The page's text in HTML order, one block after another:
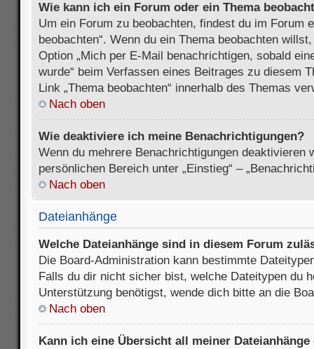
Wie kann ich ein Forum oder ein Thema
Um ein Forum zu beobachten, findest du im Forum
beobachten“. Wenn du ein Thema beobachten
Option „Mich per E-Mail benachrichtigen, sobald
wurde“ beim Verfassen eines Beitrages zu diesem
Link „Thema beobachten“ innerhalb des Themas
Nach oben
Wie deaktiviere ich meine Benachrichtigungen?
Wenn du mehrere Benachrichtigungen deaktivieren
persönlichen Bereich unter „Einstieg“ –
Nach oben
Dateianhänge
Welche Dateianhänge sind in diesem Forum
Die Board-Administration kann bestimmte
Falls du dir nicht sicher bist, welche Dateitypen du
Unterstützung benötigst, wende dich bitte an die
Nach oben
Kann ich eine Übersicht all meiner Dateianhänge